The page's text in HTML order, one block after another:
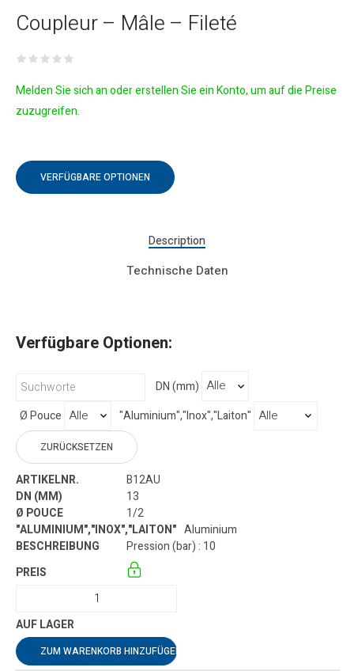
Coupleur – Mâle – Fileté
Melden Sie sich an oder erstellen Sie ein Konto, um auf die Preise
zuzugreifen.
VERFÜGBARE OPTIONEN
Description
Technische Daten
Verfügbare Optionen:
DN (mm)
Ø Pouce
"Aluminium","Inox","Laiton"
ZURÜCKSETZEN
B12AU
13
1/2
Aluminium
Pression (bar) : 10
ZUM WARENKORB HINZUFÜGEN